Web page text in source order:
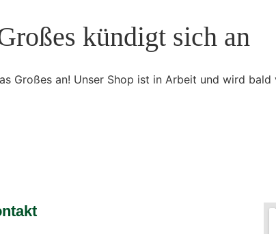
kündigt sich an
Großes an! Unser Shop ist in Arbeit und wird